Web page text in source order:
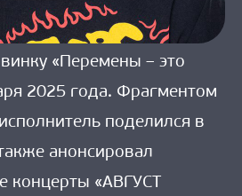
«Перемены – это
2025 года. Фрагментом
поделился в
анонсировал
концерты «АВГУСТ